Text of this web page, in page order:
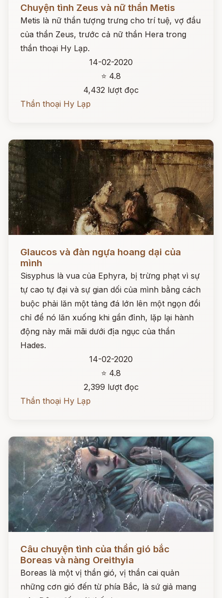
Chuyện tình Zeus và nữ thần Metis
Metis là nữ thần tượng trưng cho trí tuệ, vợ đầu
của thần Zeus, trước cả nữ thần Hera trong
thần thoại Hy Lạp.
14-02-2020
⭐ 4.8
4,432 lượt đọc
Thần thoại Hy Lạp
Glaucos và đàn ngựa hoang dại của
mình
Sisyphus là vua của Ephyra, bị trừng phạt vì sự
tự cao tự đại và sự gian dối của mình bằng cách
buộc phải lăn một tảng đá lớn lên một ngọn đồi
chỉ để nó lăn xuống khi gần đỉnh, lặp lại hành
động này mãi mãi dưới địa ngục của thần
Hades.
14-02-2020
⭐ 4.8
2,399 lượt đọc
Thần thoại Hy Lạp
Câu chuyện tình của thần gió bắc
Boreas và nàng Oreithyia
Boreas là một vị thần gió, vị thần cai quản
những cơn gió đến từ phía Bắc, là sứ giả mang